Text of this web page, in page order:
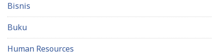
Bisnis
Buku
Human Resources